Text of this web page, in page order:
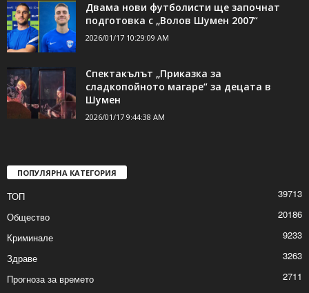
Двама нови футболисти ще започнат
подготовка с „Волов Шумен 2007“
2026/01/17 10:29:09 AM
Спектакълът „Приказка за
сладкопойното магаре“ за децата в
Шумен
2026/01/17 9:44:38 AM
ПОПУЛЯРНА КАТЕГОРИЯ
ТОП
39713
Общество
20186
Криминале
9233
Здраве
3263
Прогноза за времето
2711